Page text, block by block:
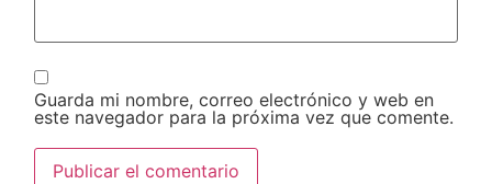
Guarda mi nombre, correo electrónico y web en
este navegador para la próxima vez que comente.